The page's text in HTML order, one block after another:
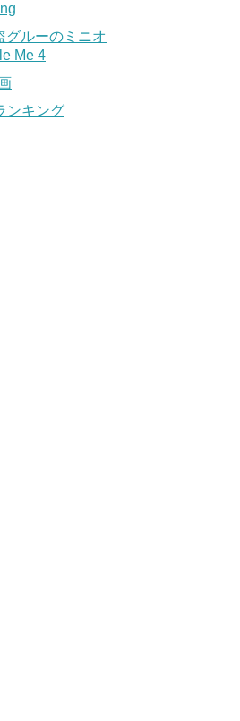
グルーのミニオ
Me 4
ンキング